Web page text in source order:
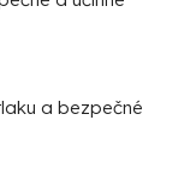
a bezpečné